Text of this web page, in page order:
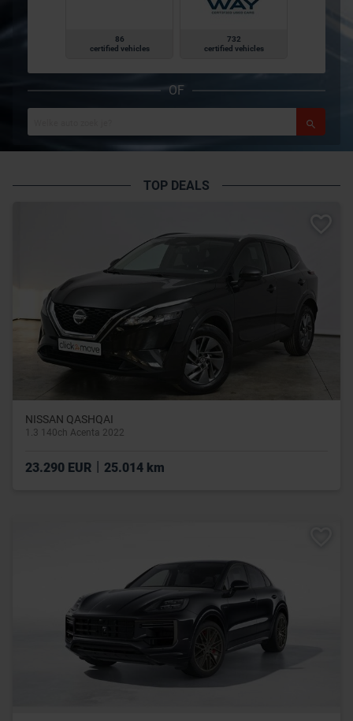
86
certified vehicles
732
certified vehicles
OF
TOP DEALS
NISSAN QASHQAI
1.3 140ch Acenta 2022
23.290 EUR 25.014 km